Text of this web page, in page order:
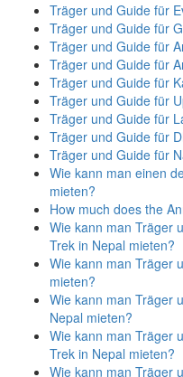
Träger und Guide für
Träger und Guide für
Träger und Guide für
Träger und Guide für
Träger und Guide für
Träger und Guide für
Träger und Guide für
Träger und Guide für
Träger und Guide für
Wie kann man einen
mieten?
How much does the
Wie kann man Träger
Trek in Nepal mieten?
Wie kann man Träger
mieten?
Wie kann man Träger
Nepal mieten?
Wie kann man Träger
Trek in Nepal mieten?
Wie kann man Träger